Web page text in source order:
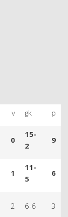
v gk p
0
15-
2
9
1
11-
5
6
2 6-6 3